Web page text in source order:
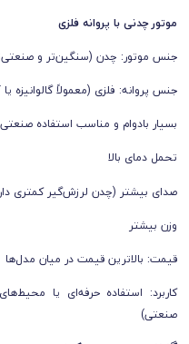
موتور چدنی با پروانه فلزی
جنس موتور: چدن (سنگین‌تر و
جنس پروانه: فلزی (معمولاً گالوانیزه
بسیار بادوام و مناسب استفاده
تحمل دمای بالا
صدای بیشتر (چدن لرزش‌گیر کمتری
وزن بیشتر
قیمت: بالاترین قیمت در میان مدل‌ها
کاربرد: استفاده حرفه‌ای یا
صنعتی)